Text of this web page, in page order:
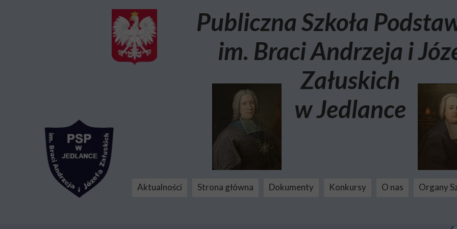
Aktualności Strona główna Dokumenty Konkursy O nas Organy
Publiczna Szkoła
im. Braci Andrzeja i
Załuskich
w Jedlance